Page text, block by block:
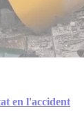
en l'accident